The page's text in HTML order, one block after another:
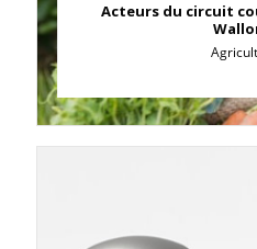
Acteurs du circuit